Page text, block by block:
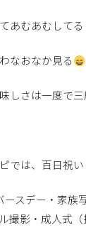
あむあむして
なおなか見る
しさは一度で
では、百日祝
ースデー・家族
撮影・成人式